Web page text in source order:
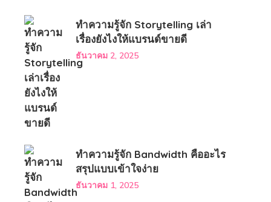
ทำความรู้จัก Storytelling เล่า
เรื่องยังไงให้แบรนด์ขายดี
ธันวาคม 2, 2025
ทำความรู้จัก Bandwidth คืออะไร
สรุปแบบเข้าใจง่าย
ธันวาคม 1, 2025